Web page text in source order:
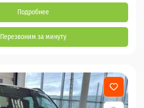
Подробнее
Перезвоним за минуту